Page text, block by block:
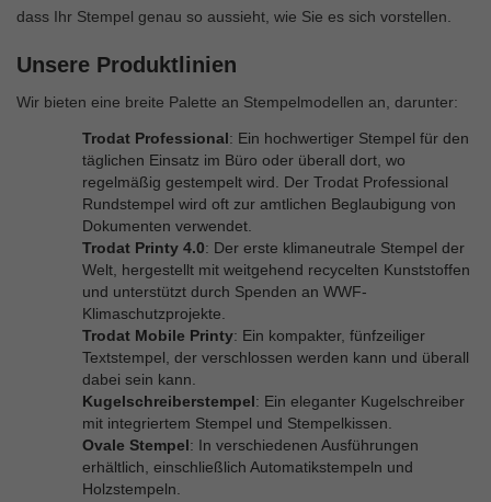
dass Ihr Stempel genau so aussieht, wie Sie es sich vorstellen.
Unsere Produktlinien
Wir bieten eine breite Palette an Stempelmodellen an, darunter:
Trodat Professional: Ein hochwertiger Stempel für den
täglichen Einsatz im Büro oder überall dort, wo
regelmäßig gestempelt wird. Der Trodat Professional
Rundstempel wird oft zur amtlichen Beglaubigung von
Dokumenten verwendet.
Trodat Printy 4.0: Der erste klimaneutrale Stempel der
Welt, hergestellt mit weitgehend recycelten Kunststoffen
und unterstützt durch Spenden an WWF-
Klimaschutzprojekte.
Trodat Mobile Printy: Ein kompakter, fünfzeiliger
Textstempel, der verschlossen werden kann und überall
dabei sein kann.
Kugelschreiberstempel: Ein eleganter Kugelschreiber
mit integriertem Stempel und Stempelkissen.
Ovale Stempel: In verschiedenen Ausführungen
erhältlich, einschließlich Automatikstempeln und
Holzstempeln.